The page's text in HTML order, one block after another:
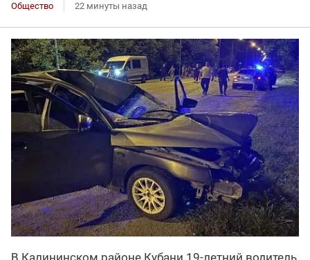
Общество 22 минуты назад